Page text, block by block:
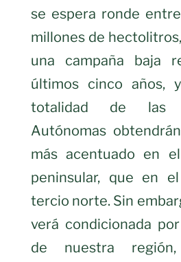
se espera ronde
millones de
una campaña baja
últimos cinco años,
totalidad de las
Autónomas
más acentuado en
peninsular, que en
tercio norte. Sin
verá condicionada
de nuestra